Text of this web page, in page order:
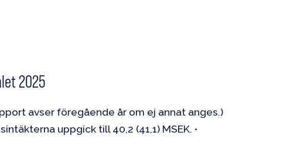
2025
avser föregående år om ej annat anges.)
uppgick till 40,2 (41,1) MSEK. •